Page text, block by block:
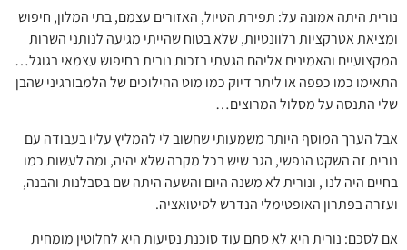
נורית היתה אמונה על: תפירת הטיול, האזורים עצמם, בתי המלון, חיפוש
ומציאת אטרקציות רלוונטיות, שלא בטוח שהייתי מגיעה לנותני השרות
המקצועיים והאמינים אליהם הגעתי בזכות נורית בחיפוש עצמאי בגוגל…
התאימו כמו כפפה או ליתר דיוק כמו מוט ההילוכים של הלמבורגיני שהבן
שלי התנסה על מסלול המרוצים…
אבל הערך המוסף היותר משמעותי שחשוב לי להמליץ עליו בעבודה עם
נורית זה השקט הנפשי, הגב שיש בכל מקרה שלא יהיה, ומה לעשות כמו
בחיים היה לנו , ונורית לא משנה היום והשעה היתה שם בסבלנות והבנה,
ועזרה בפתרון האופטימלי הנדרש לסיטואציה.
אם לסכם: נורית היא לא סתם עוד סוכנת נסיעות היא לחלוטין מומחית